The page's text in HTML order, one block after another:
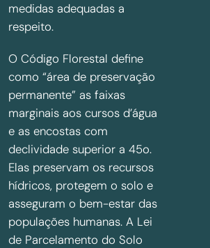
medidas adequadas a
respeito.
O Código Florestal define
como “área de preservação
permanente” as faixas
marginais aos cursos d’água
e as encostas com
declividade superior a 45o.
Elas preservam os recursos
hídricos, protegem o solo e
asseguram o bem-estar das
populações humanas. A Lei
de Parcelamento do Solo